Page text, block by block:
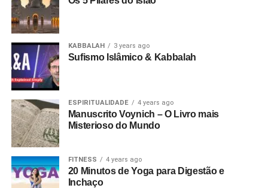
KABBALAH 3 years ago
Sufismo Islâmico & Kabbalah
ESPIRITUALIDADE 4 years ago
Manuscrito Voynich – O Livro mais
Misterioso do Mundo
FITNESS 4 years ago
20 Minutos de Yoga para Digestão e
Inchaço